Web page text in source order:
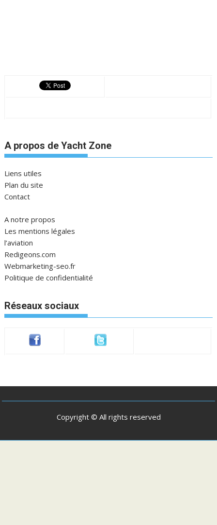
A propos de Yacht Zone
Liens utiles
Plan du site
Contact
A notre propos
Les mentions légales
l’aviation
Redigeons.com
Webmarketing-seo.fr
Politique de confidentialité
Réseaux sociaux
Copyright © All rights reserved